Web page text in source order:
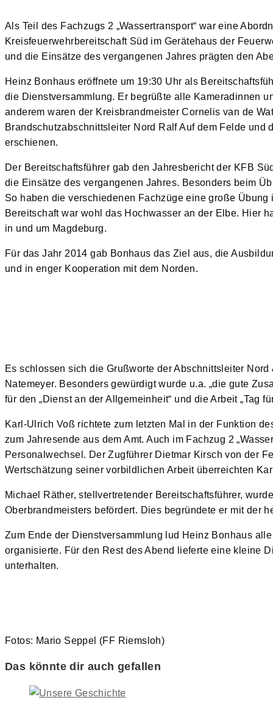
Als Teil des Fachzugs 2 „Wassertransport“ war eine
Kreisfeuerwehrbereitschaft Süd im Gerätehaus der
und die Einsätze des vergangenen Jahres prägten den
Heinz Bonhaus eröffnete um 19:30 Uhr als
die Dienstversammlung. Er begrüßte alle Kameradinnen
anderem waren der Kreisbrandmeister Cornelis van de
Brandschutzabschnittsleiter Nord Ralf Auf dem Felde
erschienen.
Der Bereitschaftsführer gab den Jahresbericht der KFB
die Einsätze des vergangenen Jahres. Besonders beim
So haben die verschiedenen Fachzüge eine große
Bereitschaft war wohl das Hochwasser an der Elbe. Hier
in und um Magdeburg.
Für das Jahr 2014 gab Bonhaus das Ziel aus, die
und in enger Kooperation mit dem Norden.
Es schlossen sich die Grußworte der Abschnittsleiter
Natemeyer. Besonders gewürdigt wurde u.a. „die gute
für den „Dienst an der Allgemeinheit“ und die Arbeit „Tag
Karl-Ulrich Voß richtete zum letzten Mal in der Funktion
zum Jahresende aus dem Amt. Auch im Fachzug 2
Personalwechsel. Der Zugführer Dietmar Kirsch von der
Wertschätzung seiner vorbildlichen Arbeit überreichten
Michael Räther, stellvertretender Bereitschaftsführer,
Oberbrandmeisters befördert. Dies begründete er mit der
Zum Ende der Dienstversammlung lud Heinz Bonhaus
organisierte. Für den Rest des Abend lieferte eine kleine
unterhalten.
Fotos: Mario Seppel (FF Riemsloh)
Das könnte dir auch gefallen